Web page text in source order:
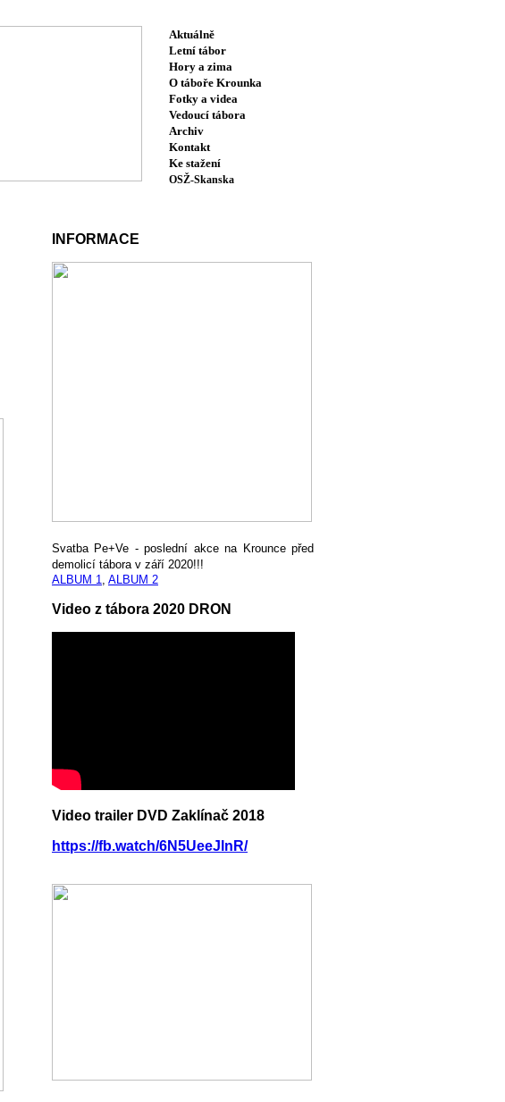
Aktuálně
Letní tábor
Hory a zima
O táboře Krounka
Fotky a videa
Vedoucí tábora
Archiv
Kontakt
Ke stažení
OSŽ-Skanska
INFORMACE
Svatba Pe+Ve - poslední akce na Krounce před
demolicí tábora v září 2020!!!
ALBUM 1, ALBUM 2
Video z tábora 2020 DRON
Video trailer DVD Zaklínač 2018
https://fb.watch/6N5UeeJlnR/